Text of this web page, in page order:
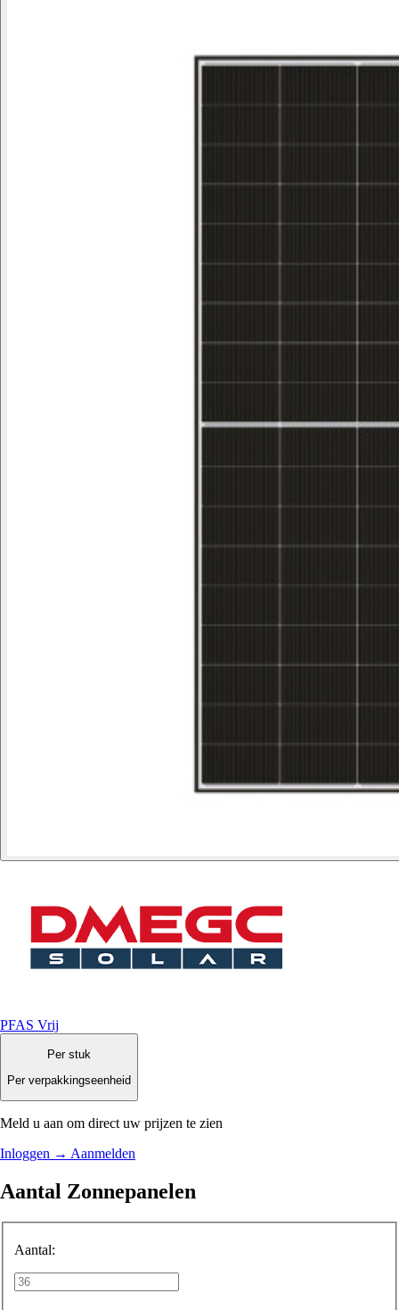
PFAS Vrij
Per stuk
Per verpakkingseenheid
Meld u aan om direct uw prijzen te zien
Inloggen → Aanmelden
Aantal Zonnepanelen
Aantal: